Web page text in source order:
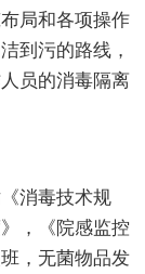
局和各项操作
到污的路线，
员的消毒隔离
消毒技术规
，《院感监控
，无菌物品发